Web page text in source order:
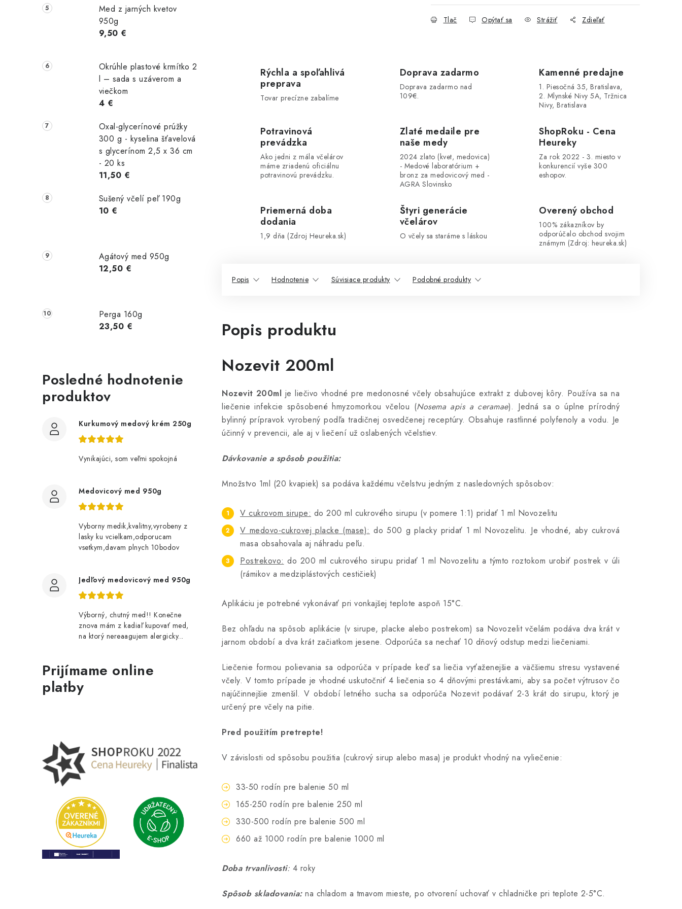
Med z jarných kvetov
950g
9,50 €
Okrúhle plastové krmítko 2
l – sada s uzáverom a
viečkom
4 €
Oxal-glycerínové prúžky
300 g - kyselina šťavelová
s glycerínom 2,5 x 36 cm
- 20 ks
11,50 €
Sušený včelí peľ 190g
10 €
Agátový med 950g
12,50 €
Perga 160g
23,50 €
Posledné hodnotenie
produktov
Kurkumový medový krém 250g
Vynikajúci, som veľmi spokojná
Medovicový med 950g
Vyborny medik,kvalitny,vyrobeny z
lasky ku vcielkam,odporucam
vsetkym,davam plnych 10bodov
Jedľový medovicový med 950g
Výborný, chutný med!! Konečne
znova mám z kadiaľ kupovať med,
na ktorý nereaagujem alergicky...
Prijímame online
platby
Tlač Opýtať sa Strážiť Zdieľať
Rýchla a spoľahlivá
preprava
Tovar precízne zabalíme
Doprava zadarmo
Doprava zadarmo nad
109€.
Kamenné predajne
1. Piesočná 35, Bratislava,
2. Mlynské Nivy 5A, Tržnica
Nivy, Bratislava
Potravinová
prevádzka
Ako jedni z mála včelárov
máme zriadenú oficiálnu
potravinovú prevádzku.
Zlaté medaile pre
naše medy
2024 zlato (kvet, medovica)
- Medové laboratórium +
bronz za medovicový med -
AGRA Slovinsko
ShopRoku - Cena
Heureky
Za rok 2022 - 3. miesto v
konkurencií vyše 300
eshopov.
Priemerná doba
dodania
1,9 dňa (Zdroj Heureka.sk)
Štyri generácie
včelárov
O včely sa staráme s láskou
Overený obchod
100% zákazníkov by
odporúčalo obchod svojim
známym (Zdroj: heureka.sk)
Popis Hodnotenie Súvisiace produkty Podobné produkty
Popis produktu
Nozevit 200ml
Nozevit 200ml je liečivo vhodné pre medonosné včely obsahujúce extrakt z dubovej kôry. Používa sa na
liečenie infekcie spôsobené hmyzomorkou včelou (Nosema apis a ceramae). Jedná sa o úplne prírodný
bylinný prípravok vyrobený podľa tradičnej osvedčenej receptúry. Obsahuje rastlinné polyfenoly a vodu. Je
účinný v prevencii, ale aj v liečení už oslabených včelstiev.
Dávkovanie a spôsob použitia:
Množstvo 1ml (20 kvapiek) sa podáva každému včelstvu jedným z nasledovných spôsobov:
V cukrovom sirupe: do 200 ml cukrového sirupu (v pomere 1:1) pridať 1 ml Novozelitu
V medovo-cukrovej placke (mase): do 500 g placky pridať 1 ml Novozelitu. Je vhodné, aby cukrová
masa obsahovala aj náhradu peľu.
Postrekovo: do 200 ml cukrového sirupu pridať 1 ml Novozelitu a týmto roztokom urobiť postrek v úli
(rámikov a medziplástových cestičiek)
Aplikáciu je potrebné vykonávať pri vonkajšej teplote aspoň 15°C.
Bez ohľadu na spôsob aplikácie (v sirupe, placke alebo postrekom) sa Novozelit včelám podáva dva krát v
jarnom období a dva krát začiatkom jesene. Odporúča sa nechať 10 dňový odstup medzi liečeniami.
Liečenie formou polievania sa odporúča v prípade keď sa liečia vyťaženejšie a väčšiemu stresu vystavené
včely. V tomto prípade je vhodné uskutočniť 4 liečenia so 4 dňovými prestávkami, aby sa počet výtrusov čo
najúčinnejšie zmenšil. V období letného sucha sa odporúča Nozevit podávať 2-3 krát do sirupu, ktorý je
určený pre včely na pitie.
Pred použitím pretrepte!
V závislosti od spôsobu použitia (cukrový sirup alebo masa) je produkt vhodný na vyliečenie:
33-50 rodín pre balenie 50 ml
165-250 rodín pre balenie 250 ml
330-500 rodín pre balenie 500 ml
660 až 1000 rodín pre balenie 1000 ml
Doba trvanlivosti: 4 roky
Spôsob skladovania: na chladom a tmavom mieste, po otvorení uchovať v chladničke pri teplote 2-5°C.